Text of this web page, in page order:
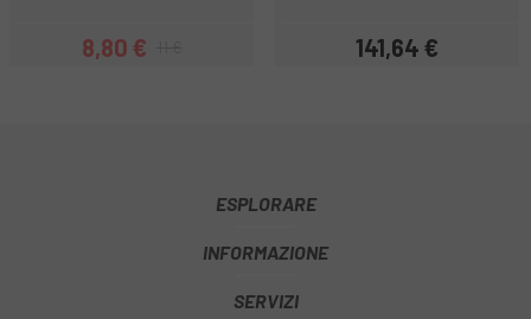
Prezzo
8,80 €Prezzo base Prezzo
141,64 €
ESPLORARE
INFORMAZIONE
SERVIZI